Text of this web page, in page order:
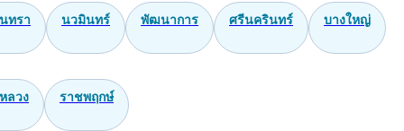
ทรา นวมินทร์ พัฒนาการ ศรีนครินทร์ บางใหญ่
ลวง ราชพฤกษ์